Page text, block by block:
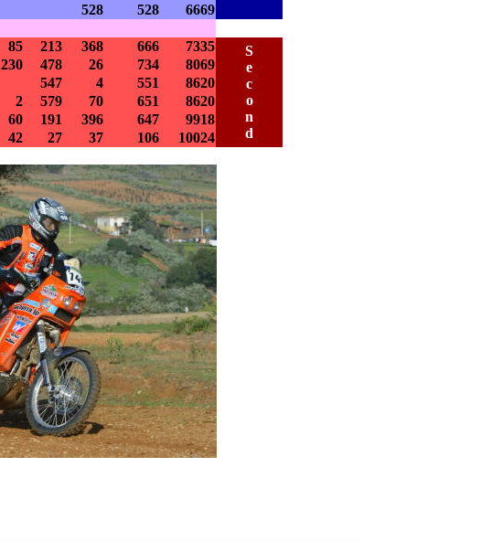
528 528
6669
85 213 368 666 7335
S
e
c
o
n
d
230 478 26 734
8069
547 4 551
8620
2 579 70 651
8620
60 191 396 647
9918
42 27 37 106 10024